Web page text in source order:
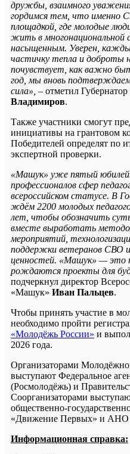
дружбы, взаимного
гордимся тем, что именно
площадкой, где молодые
жить в многонациональной
насыщенным. Уверен,
частичку тепла и доброты
почувствует, как важно
год, мы вновь
сила», – отметил
Владимиров.
Также участники смогут
инициативы на грантовом
Победителей определят по
экспертной проверки.
«Машук» уже пятый
профессионалов сфер
всероссийском статусе. В
ждём 2200 молодых
лет, чтобы обозначить суть
вместе выработать
мероприятий,
поддержки ветеранов СВО и
ценностей. «Машук» — это
рождаются проекты для
подчеркнул директор
«Машук» Иван Пальцев.
Чтобы принять участие в
необходимо пройти
«Молодёжь России» и
2026 года.
Организаторами
выступают Федеральное
(Росмолодёжь) и
Соорганизаторами
общественно-
«Движение Первых» и АНО
Информационная справка: